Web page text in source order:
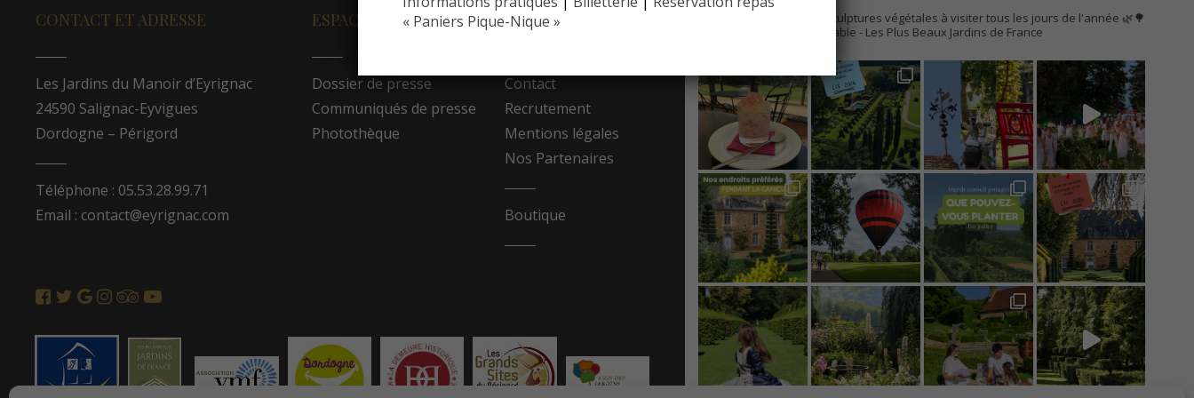
CONTACT ET ADRESSE
Les Jardins du Manoir d’Eyrignac
24590 Salignac-Eyvigues
Dordogne – Périgord
Téléphone : 05.53.28.99.71
Email : contact@eyrignac.com
ESPACE PRESSE
Dossier de presse
Communiqués de presse
Photothèque
Contact
Recrutement
Mentions légales
Nos Partenaires
Boutique
10 hectares de sculptures végétales à visiter tous les jours de l'année 🌿🌳
- Jardin Remarquable- Les Plus Beaux Jardins de France
« Paniers Pique-Nique »